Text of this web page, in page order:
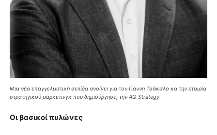
Μια νέα επαγγελματική σελίδα ανοίγει για τον Γιάννη Τσάκαλο κα την εταιρία
στρατηγικού μάρκετινγκ που δημιούργησε, την AQ Strategy
Οι βασικοί πυλώνες